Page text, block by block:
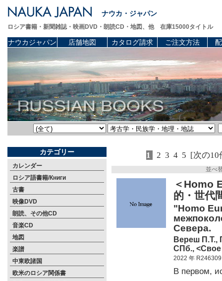
ナウカ・ジャパン
ロシア書籍・新聞雑誌・映画DVD・朗読CD・地図、他 在庫15000タイトル
ナウカジャパン 店舗地図 カタログ請求 ご注文方法
カテゴリー
カレンダー
ロシア語書籍/Книги
古書
映像DVD
朗読、その他CD
音楽CD
地図
楽譜
中東欧諸国
欧米のロシア関係書
1 2 3 4 5 [次の10
並べ
＜Homo
的・世代
"Homo
Севера.
Вереш П.Т.,
СПб., <Свое
2022 年 R246309
В первом,